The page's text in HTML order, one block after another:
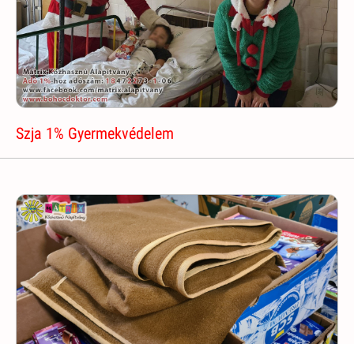
Szja 1% Gyermekvédelem